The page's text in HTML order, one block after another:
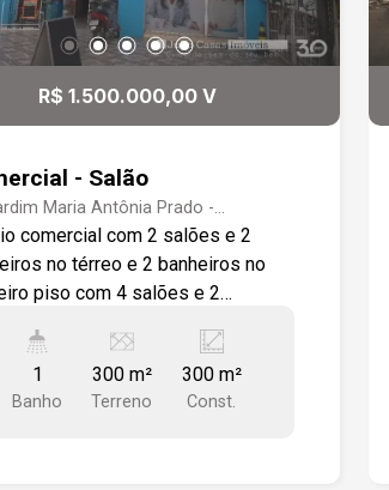
R$ 1.500.000,00 V
- Salão
Maria Antônia Prado -
SP
comercial com 2 salões e 2
no térreo e 2 banheiros no
piso com 4 salões e 2
com edícula assobradada com 6
e 2 banheiros (2 salas,2
e 2 quartos), localizado em
1
Banho
300 m²
Terreno
300 m²
Const.